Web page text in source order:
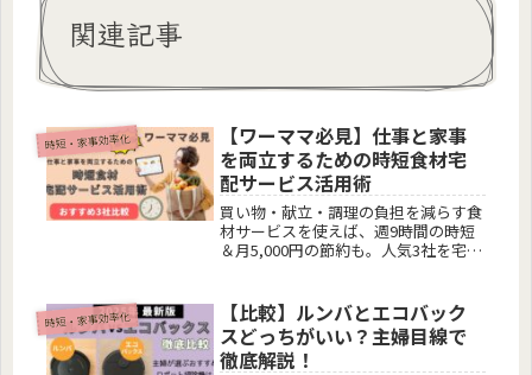
関連記事
時短・家事効率化
【ワーママ必見】仕事と家事
を両立するための時短食材宅
配サービス活用術
買い物・献立・調理の負担を減らす食
材サービスを使えば、週9時間の時短
＆月5,000円の節約も。人気3社を宅配
時短・家事効率化
【比較】ルンバとエコバック
スどっちがいい？主婦目線で
徹底解説！